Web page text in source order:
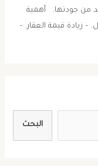
من جودتها. أهمية
– زيادة قيمة العقار. –
البحث